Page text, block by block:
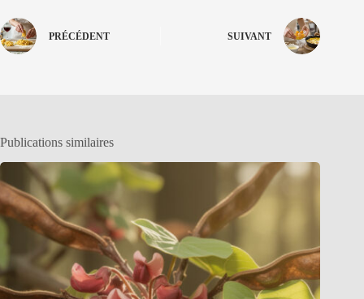
PRÉCÉDENT SUIVANT
Publications similaires